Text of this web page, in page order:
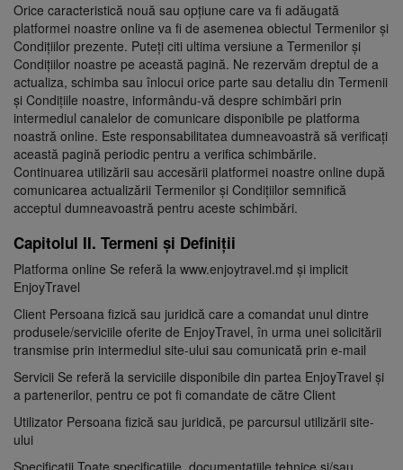
Orice caracteristică nouă sau opțiune care va fi adăugată
platformei noastre online va fi de asemenea obiectul Termenilor și
Condițiilor prezente. Puteți citi ultima versiune a Termenilor și
Condițiilor noastre pe această pagină. Ne rezervăm dreptul de a
actualiza, schimba sau înlocui orice parte sau detaliu din Termenii
și Condițiile noastre, informându-vă despre schimbări prin
intermediul canalelor de comunicare disponibile pe platforma
noastră online. Este responsabilitatea dumneavoastră să verificați
această pagină periodic pentru a verifica schimbările.
Continuarea utilizării sau accesării platformei noastre online după
comunicarea actualizării Termenilor și Condițiilor semnifică
acceptul dumneavoastră pentru aceste schimbări.
Capitolul II. Termeni și Definiții
Platforma online Se referă la www.enjoytravel.md și implicit
EnjoyTravel
Client Persoana fizică sau juridică care a comandat unul dintre
produsele/serviciile oferite de EnjoyTravel, în urma unei solicitării
transmise prin intermediul site-ului sau comunicată prin e-mail
Servicii Se referă la serviciile disponibile din partea EnjoyTravel și
a partenerilor, pentru ce pot fi comandate de către Client
Utilizator Persoana fizică sau juridică, pe parcursul utilizării site-
ului
Specificații Toate specificațiile, documentațiile tehnice și/sau